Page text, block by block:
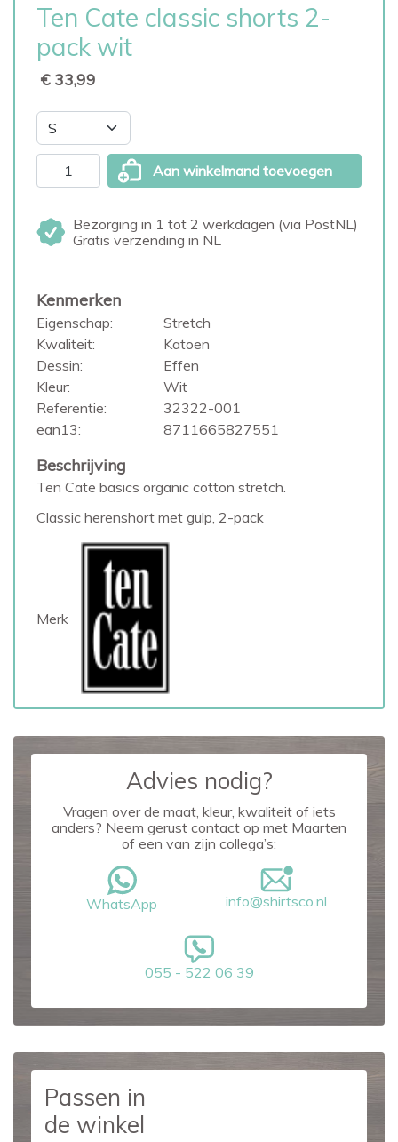
Ten Cate classic shorts 2-
pack wit
€ 33,99
Aan winkelmand toevoegen
Bezorging in 1 tot 2 werkdagen (via PostNL)
Gratis verzending in NL
Kenmerken
Eigenschap:
Stretch
Kwaliteit:
Katoen
Dessin:
Effen
Kleur:
Wit
Referentie:
32322-001
ean13:
8711665827551
Beschrijving
Ten Cate basics organic cotton stretch.
Classic herenshort met gulp, 2-pack
Merk
Advies nodig?
Vragen over de maat, kleur, kwaliteit of iets
anders? Neem gerust contact op met Maarten
of een van zijn collega’s:
WhatsApp info@shirtsco.nl
055 - 522 06 39
Passen in
de winkel